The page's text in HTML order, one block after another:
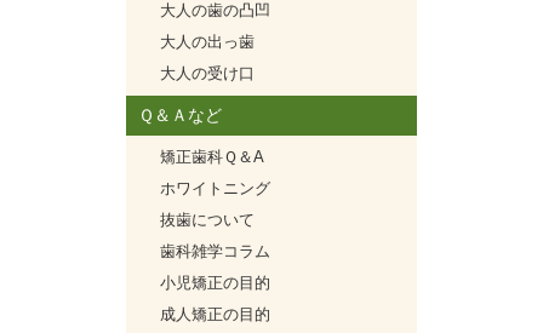
大人の歯の凸凹
大人の出っ歯
大人の受け口
Ｑ＆Ａなど
矯正歯科Ｑ＆A
ホワイトニング
抜歯について
歯科雑学コラム
小児矯正の目的
成人矯正の目的